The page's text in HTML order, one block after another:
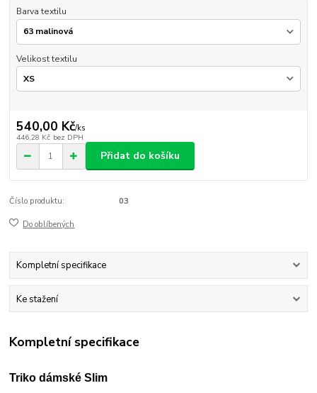
Barva textilu
Velikost textilu
540,00 Kč/ks
446,28 Kč bez DPH
Přidat do košíku
Číslo produktu: 03
Do oblíbených
Kompletní specifikace
Ke stažení
Kompletní specifikace
Triko dámské Slim